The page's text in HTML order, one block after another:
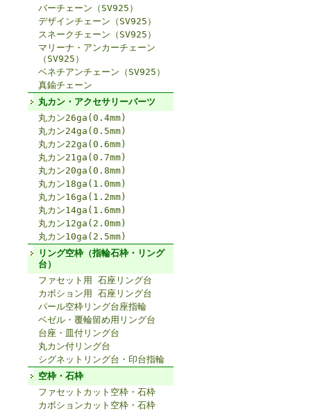
バーチェーン（SV925）
デザインチェーン（SV925）
スネークチェーン（SV925）
マリーナ・アンカーチェーン
（SV925）
ベネチアンチェーン（SV925）
真鍮チェーン
丸カン・アクセサリーパーツ
丸カン26ga(0.4mm)
丸カン24ga(0.5mm)
丸カン22ga(0.6mm)
丸カン21ga(0.7mm)
丸カン20ga(0.8mm)
丸カン18ga(1.0mm)
丸カン16ga(1.2mm)
丸カン14ga(1.6mm)
丸カン12ga(2.0mm)
丸カン10ga(2.5mm)
リング空枠（指輪石枠・リング
台）
ファセット用 石座リング台
カボション用 石座リング台
パール空枠リング台座指輪
ベゼル・覆輪留め用リング台
台座・皿付リング台
丸カン付リング台
シグネットリング台・印台指輪
空枠・石枠
ファセットカット空枠・石枠
カボションカット空枠・石枠